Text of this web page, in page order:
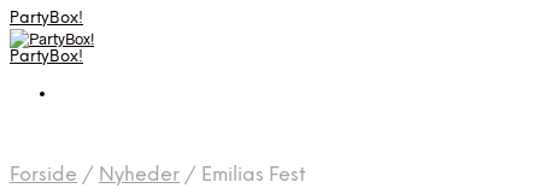
PartyBox!
PartyBox!
Forside / Nyheder / Emilias Fest